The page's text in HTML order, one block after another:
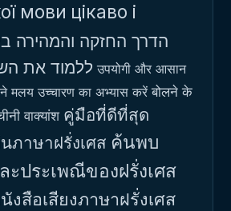
мови цікаво і
הדרך החזקה והמהירה
ללמוד את उपयोगी और आसान
मलय उच्चारण का अभ्यास करें बोलने के
वाक्यांश คู่มือที่ดีที่สุด
ภาษาฝรั่งเศส ค้นพบ
ประเพณีของฝรั่งเศส
สือเสียงภาษาฝรั่งเศส